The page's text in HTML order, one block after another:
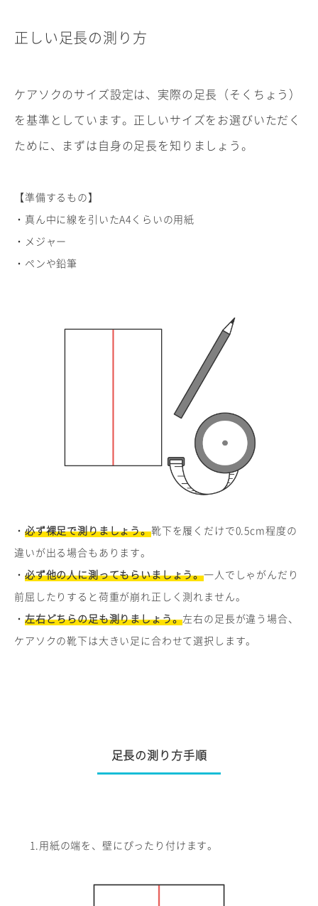
正しい足長の測り方
ケアソクのサイズ設定は、実際の足長（そくちょう）
を基準としています。正しいサイズをお選びいただく
ために、まずは自身の足長を知りましょう。
【準備するもの】
・真ん中に線を引いたA4くらいの用紙
・メジャー
・ペンや鉛筆
・ 必ず裸足で測りましょう。靴下を履くだけで0.5cm程度の
違いが出る場合もあります。
・ 必ず他の人に測ってもらいましょう。一人でしゃがんだり
前屈したりすると荷重が崩れ正しく測れません。
・ 左右どちらの足も測りましょう。左右の足長が違う場合、
ケアソクの靴下は大きい足に合わせて選択します。
足長の測り方手順
1.用紙の端を、壁にぴったり付けます。